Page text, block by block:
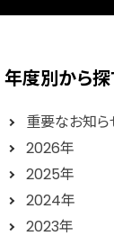
年度別から探
重要なお知ら
2026年
2025年
2024年
2023年